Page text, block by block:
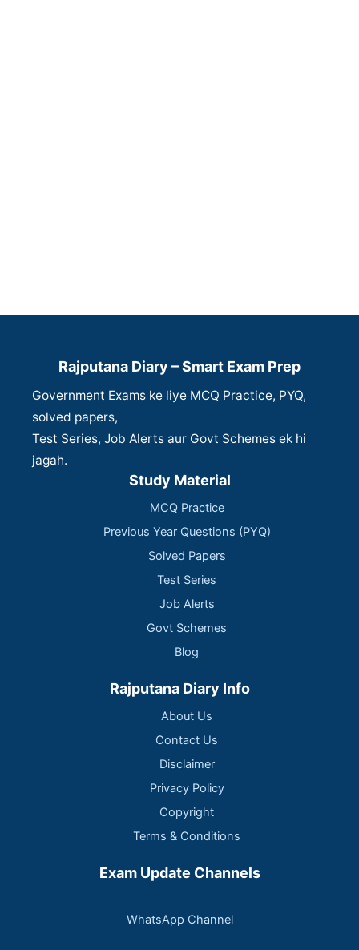
Rajputana Diary – Smart Exam Prep
Government Exams ke liye MCQ Practice, PYQ,
solved papers,
Test Series, Job Alerts aur Govt Schemes ek hi
jagah.
Study Material
MCQ Practice
Previous Year Questions (PYQ)
Solved Papers
Test Series
Job Alerts
Govt Schemes
Blog
Rajputana Diary Info
About Us
Contact Us
Disclaimer
Privacy Policy
Copyright
Terms & Conditions
Exam Update Channels
WhatsApp Channel